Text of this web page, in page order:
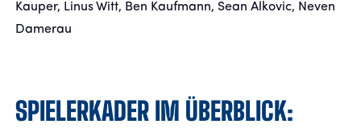
Kauper, Linus Witt, Ben Kaufmann, Sean Alkovic, Neven
Damerau
SPIELERKADER IM ÜBERBLICK: